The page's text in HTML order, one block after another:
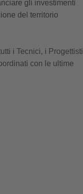
gli investimenti
del territorio
i Tecnici, i Progettisti
con le ultime